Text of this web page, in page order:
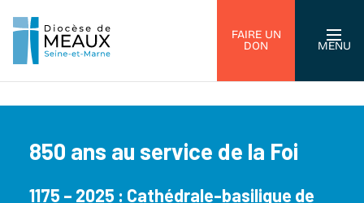
FAIRE UN
DON
MENU
850 ans au service de la Foi
1175 – 2025 : Cathédrale-basilique de